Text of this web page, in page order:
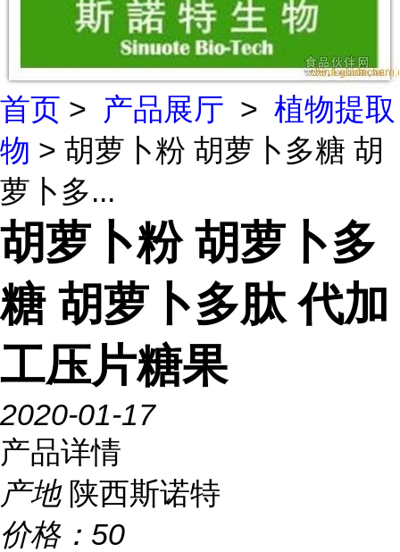
首页 > 产品展厅 > 植物提取
物 > 胡萝卜粉 胡萝卜多糖 胡
萝卜多...
胡萝卜粉 胡萝卜多
糖 胡萝卜多肽 代加
工压片糖果
2020-01-17
产品详情
产地 陕西斯诺特
价格： 50